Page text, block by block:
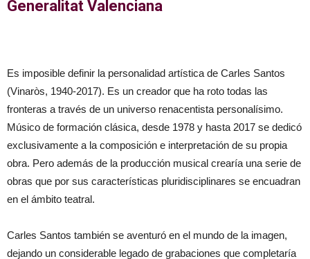
Generalitat Valenciana
Es imposible definir la personalidad artística de Carles Santos
(Vinaròs, 1940-2017). Es un creador que ha roto todas las
fronteras a través de un universo renacentista personalísimo.
Músico de formación clásica, desde 1978 y hasta 2017 se dedicó
exclusivamente a la composición e interpretación de su propia
obra. Pero además de la producción musical crearía una serie de
obras que por sus características pluridisciplinares se encuadran
en el ámbito teatral.
Carles Santos también se aventuró en el mundo de la imagen,
dejando un considerable legado de grabaciones que completaría